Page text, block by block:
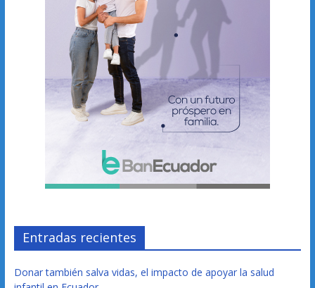
Entradas recientes
Donar también salva vidas, el impacto de apoyar la salud